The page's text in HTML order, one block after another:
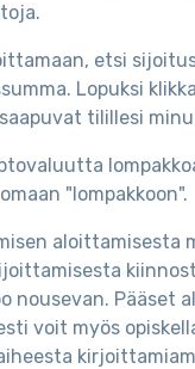
etsi
Lopuksi
tilillesi
"lompakkoon".
aloittamisesta
Pääset
voit myös